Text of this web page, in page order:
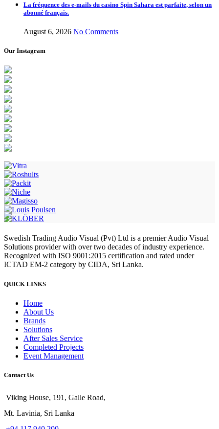
La fréquence des e-mails du casino Spin Sahara est parfaite, selon un
abonné français.
August 6, 2026 No Comments
Our Instagram
Swedish Trading Audio Visual (Pvt) Ltd is a premier Audio Visual
Solutions provider with over two decades of industry experience.
Recognized with ISO 9001:2015 certification and rated under
ICTAD EM-2 category by CIDA, Sri Lanka.
QUICK LINKS
Home
About Us
Brands
Solutions
After Sales Service
Completed Projects
Event Management
Contact Us
Viking House, 191, Galle Road,
Mt. Lavinia, Sri Lanka